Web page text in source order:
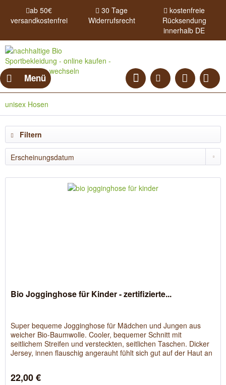
ab 50€
versandkostenfrei
30 Tage
Widerrufsrecht
kostenfreie
Rücksendung
innerhalb DE
Menü
unisex Hosen
Filtern
Bio Jogginghose für Kinder - zertifizierte...
Super bequeme Jogginghose für Mädchen und Jungen aus
weicher Bio-Baumwolle. Cooler, bequemer Schnitt mit
seitlichem Streifen und versteckten, seitlichen Taschen. Dicker
Jersey, innen flauschig angerauht fühlt sich gut auf der Haut an
22,00 €